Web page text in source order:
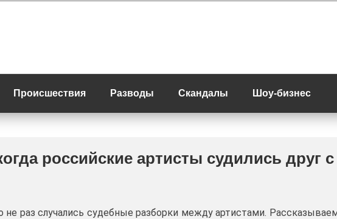
Происшествия Разводы Скандалы Шоу-бизнес
российские артисты судились друг с
раз случались судебные разборки между артистами.